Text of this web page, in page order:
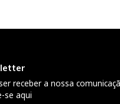
receber a nossa
se aqui